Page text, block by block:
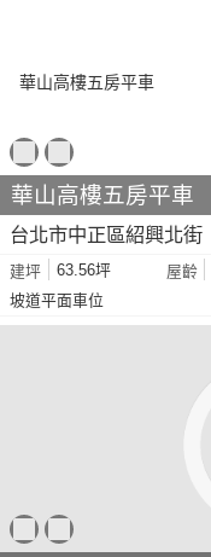
華山高樓五房平車
台北市中正區紹興北街
建坪 63.56坪 屋齡
坡道平面車位